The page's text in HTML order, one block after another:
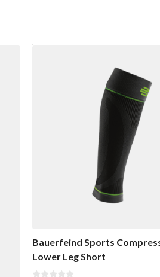
Bauerfeind Sports
Lower Leg Short